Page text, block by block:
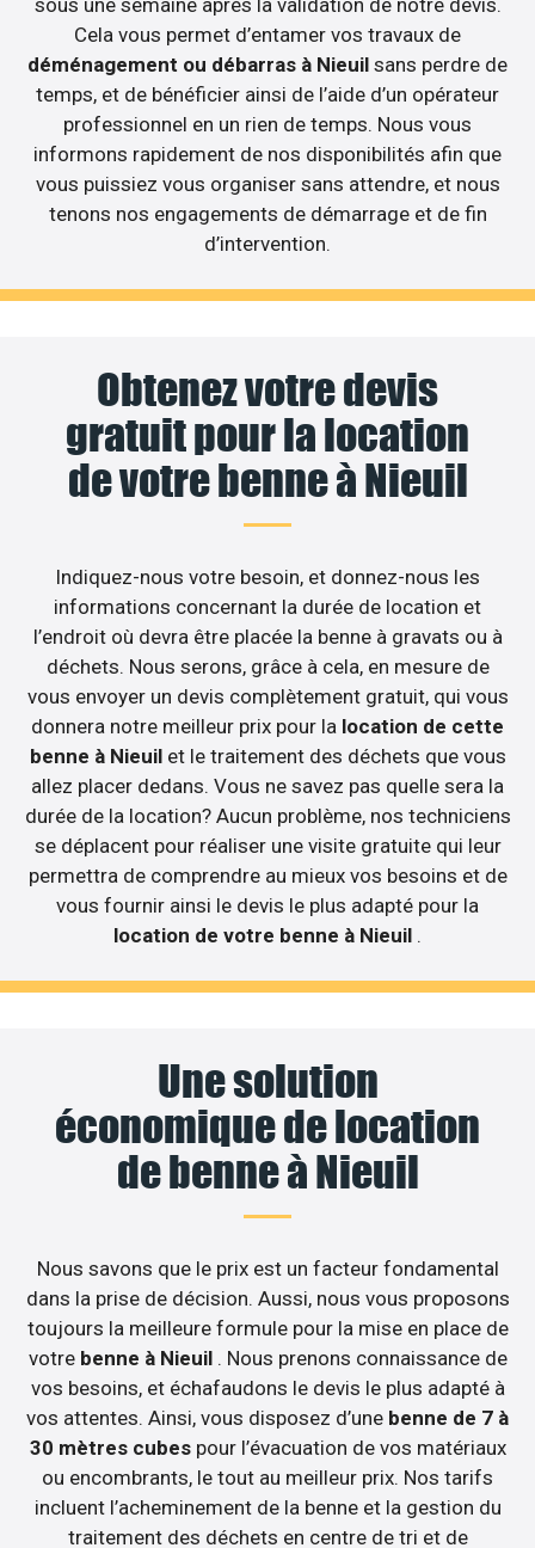
Cela vous permet d’entamer vos travaux de
déménagement ou débarras à Nieuil sans perdre de
temps, et de bénéficier ainsi de l’aide d’un opérateur
professionnel en un rien de temps. Nous vous
informons rapidement de nos disponibilités afin que
vous puissiez vous organiser sans attendre, et nous
tenons nos engagements de démarrage et de fin
d’intervention.
Obtenez votre devis
gratuit pour la location
de votre benne à Nieuil
Indiquez-nous votre besoin, et donnez-nous les
informations concernant la durée de location et
l’endroit où devra être placée la benne à gravats ou à
déchets. Nous serons, grâce à cela, en mesure de
vous envoyer un devis complètement gratuit, qui vous
donnera notre meilleur prix pour la location de cette
benne à Nieuil et le traitement des déchets que vous
allez placer dedans. Vous ne savez pas quelle sera la
durée de la location? Aucun problème, nos techniciens
se déplacent pour réaliser une visite gratuite qui leur
permettra de comprendre au mieux vos besoins et de
vous fournir ainsi le devis le plus adapté pour la
location de votre benne à Nieuil .
Une solution
économique de location
de benne à Nieuil
Nous savons que le prix est un facteur fondamental
dans la prise de décision. Aussi, nous vous proposons
toujours la meilleure formule pour la mise en place de
votre benne à Nieuil . Nous prenons connaissance de
vos besoins, et échafaudons le devis le plus adapté à
vos attentes. Ainsi, vous disposez d’une benne de 7 à
30 mètres cubespour l’évacuation de vos matériaux
ou encombrants, le tout au meilleur prix. Nos tarifs
incluent l’acheminement de la benne et la gestion du
traitement des déchets en centre de tri et de